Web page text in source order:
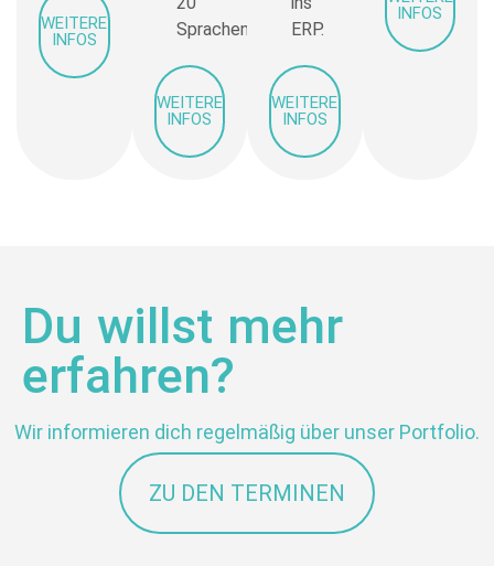
WEITERE
INFOS
Sprachen.
WEITERE
INFOS
ERP.
WEITERE
INFOS
INFOS
Du willst mehr
erfahren?
Wir informieren dich regelmäßig über unser Portfolio.
ZU DEN TERMINEN